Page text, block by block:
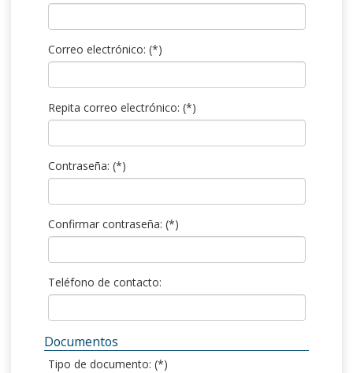
Correo electrónico: (*)
Repita correo electrónico: (*)
Contraseña: (*)
Confirmar contraseña: (*)
Teléfono de contacto:
Documentos
Tipo de documento: (*)